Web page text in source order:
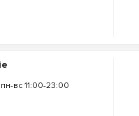
пн-вс 11:00-23:00